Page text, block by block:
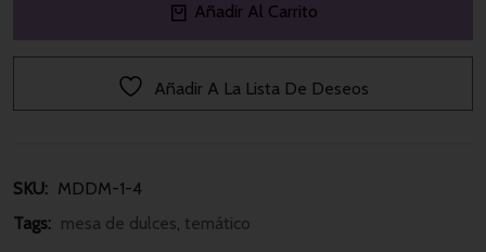
Añadir Al Carrito
Añadir A La Lista De Deseos
SKU: MDDM-1-4
Tags: mesa de dulces, temático